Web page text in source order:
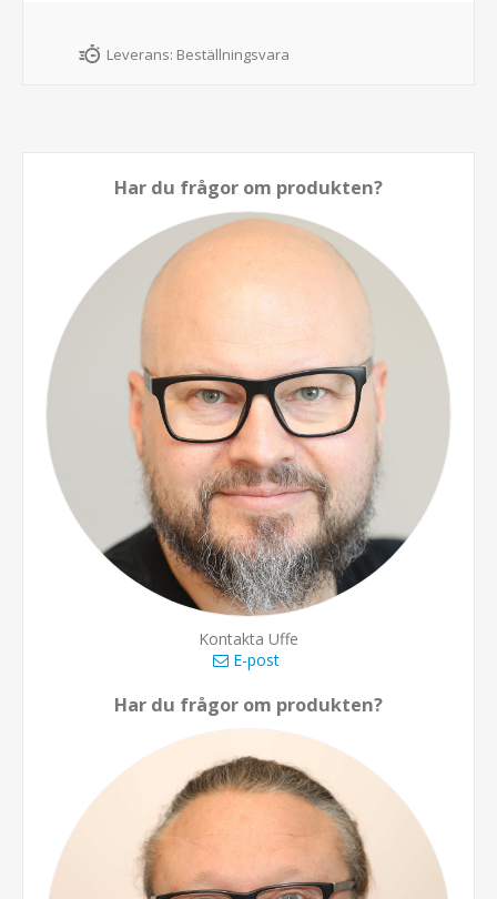
Leverans: Beställningsvara
Har du frågor om produkten?
Kontakta Uffe
E-post
Har du frågor om produkten?